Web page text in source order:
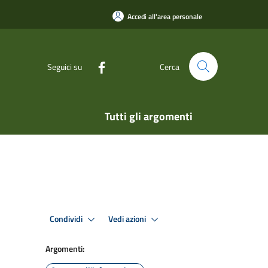
Accedi all'area personale
Seguici su Cerca
Tutti gli argomenti
Condividi Vedi azioni
Argomenti: